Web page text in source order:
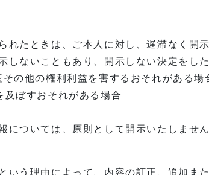
れたときは、ご本人に対し、遅滞なく開
ないこともあり、開示しない決定をし
の他の権利利益を害するおそれがある場
及ぼすおそれがある場合
ついては、原則として開示いたしません
いう理由によって、内容の訂正、追加ま